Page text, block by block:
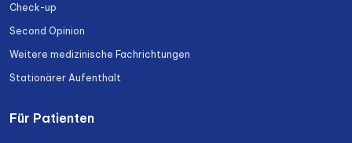
Check-up
Second Opinion
Weitere medizinische Fachrichtungen
Stationärer Aufenthalt
Für Patienten